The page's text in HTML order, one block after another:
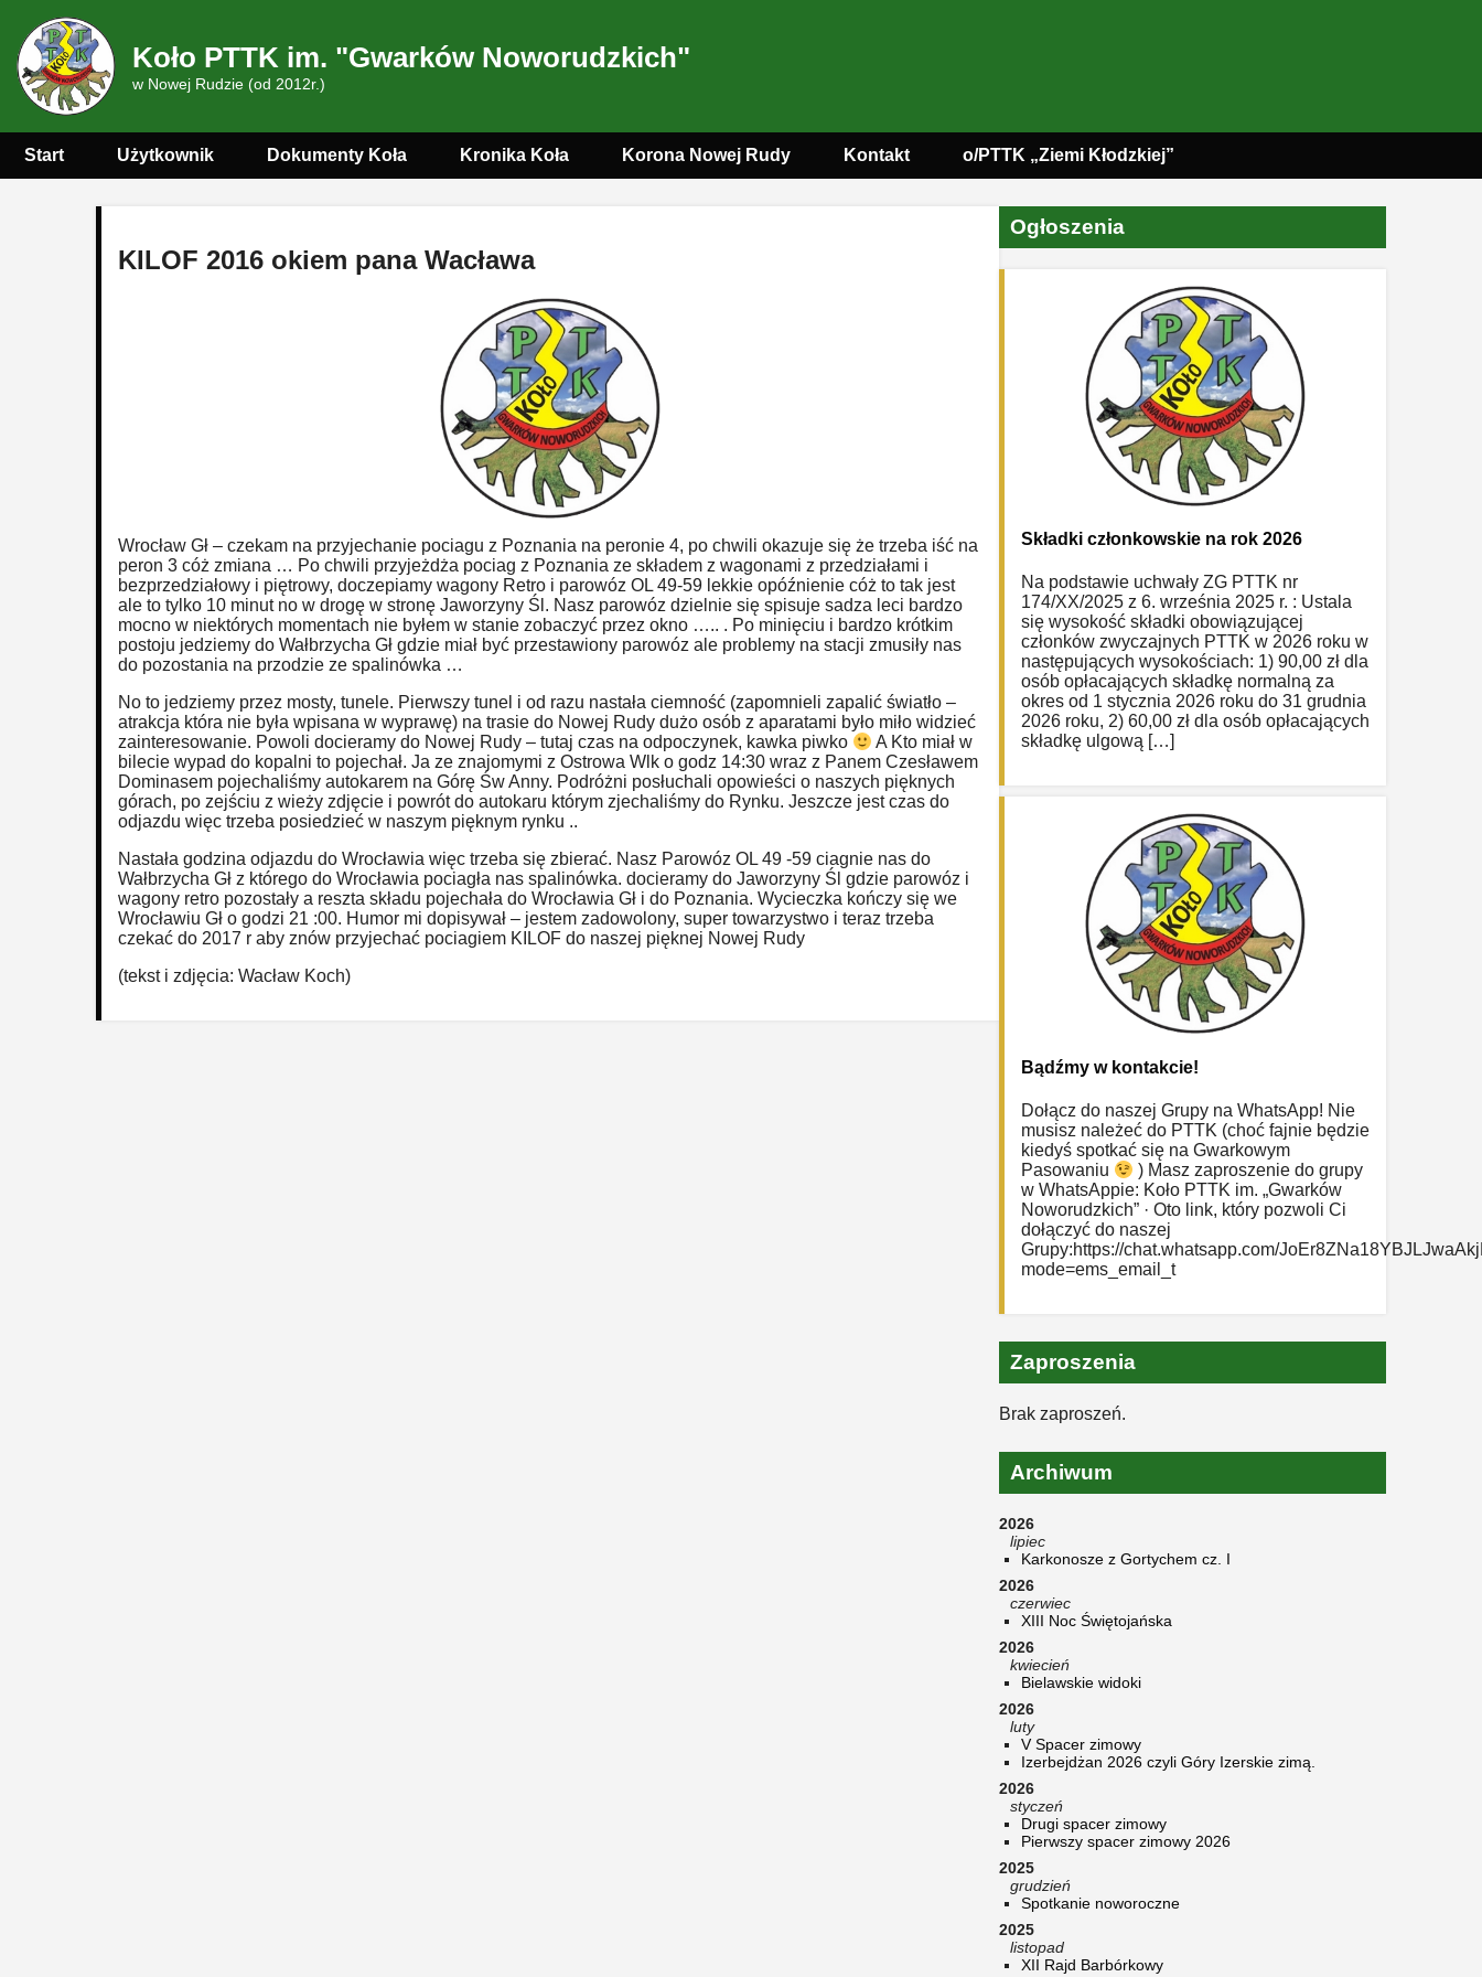
Koło PTTK im. "Gwarków Noworudzkich"
w Nowej Rudzie (od 2012r.)
Start Użytkownik Dokumenty Koła Kronika Koła Korona Nowej Rudy Kontakt o/PTTK „Ziemi Kłodzkiej”
KILOF 2016 okiem pana Wacława
Wrocław Gł – czekam na przyjechanie pociagu z Poznania na peronie 4, po chwili okazuje się że trzeba iść na
peron 3 cóż zmiana … Po chwili przyjeżdża pociag z Poznania ze składem z wagonami z przedziałami i
bezprzedziałowy i piętrowy, doczepiamy wagony Retro i parowóz OL 49-59 lekkie opóźnienie cóż to tak jest
ale to tylko 10 minut no w drogę w stronę Jaworzyny Śl. Nasz parowóz dzielnie się spisuje sadza leci bardzo
mocno w niektórych momentach nie byłem w stanie zobaczyć przez okno ….. . Po minięciu i bardzo krótkim
postoju jedziemy do Wałbrzycha Gł gdzie miał być przestawiony parowóz ale problemy na stacji zmusiły nas
do pozostania na przodzie ze spalinówka …
No to jedziemy przez mosty, tunele. Pierwszy tunel i od razu nastała ciemność (zapomnieli zapalić światło –
atrakcja która nie była wpisana w wyprawę) na trasie do Nowej Rudy dużo osób z aparatami było miło widzieć
zainteresowanie. Powoli docieramy do Nowej Rudy – tutaj czas na odpoczynek, kawka piwko
A Kto miał w
bilecie wypad do kopalni to pojechał. Ja ze znajomymi z Ostrowa Wlk o godz 14:30 wraz z Panem Czesławem
Dominasem pojechaliśmy autokarem na Górę Św Anny. Podróżni posłuchali opowieści o naszych pięknych
górach, po zejściu z wieży zdjęcie i powrót do autokaru którym zjechaliśmy do Rynku. Jeszcze jest czas do
odjazdu więc trzeba posiedzieć w naszym pięknym rynku ..
Nastała godzina odjazdu do Wrocławia więc trzeba się zbierać. Nasz Parowóz OL 49 -59 ciagnie nas do
Wałbrzycha Gł z którego do Wrocławia pociagła nas spalinówka. docieramy do Jaworzyny Śl gdzie parowóz i
wagony retro pozostały a reszta składu pojechała do Wrocławia Gł i do Poznania. Wycieczka kończy się we
Wrocławiu Gł o godzi 21 :00. Humor mi dopisywał – jestem zadowolony, super towarzystwo i teraz trzeba
czekać do 2017 r aby znów przyjechać pociagiem KILOF do naszej pięknej Nowej Rudy
(tekst i zdjęcia: Wacław Koch)
Ogłoszenia
Składki członkowskie na rok 2026
Na podstawie uchwały ZG PTTK nr
174/XX/2025 z 6. września 2025 r. : Ustala
się wysokość składki obowiązującej
członków zwyczajnych PTTK w 2026 roku w
następujących wysokościach: 1) 90,00 zł dla
osób opłacających składkę normalną za
okres od 1 stycznia 2026 roku do 31 grudnia
2026 roku, 2) 60,00 zł dla osób opłacających
składkę ulgową […]
Bądźmy w kontakcie!
Dołącz do naszej Grupy na WhatsApp! Nie
musisz należeć do PTTK (choć fajnie będzie
kiedyś spotkać się na Gwarkowym
Pasowaniu
) Masz zaproszenie do grupy
w WhatsAppie: ‎Koło PTTK im. „Gwarków
Noworudzkich” · Oto link, który pozwoli Ci
dołączyć do naszej
Grupy:https://chat.whatsapp.com/
mode=ems_email_t
Zaproszenia
Brak zaproszeń.
Archiwum
2026
lipiec
Karkonosze z Gortychem cz. I
2026
czerwiec
XIII Noc Świętojańska
2026
kwiecień
Bielawskie widoki
2026
luty
V Spacer zimowy
Izerbejdżan 2026 czyli Góry Izerskie zimą.
2026
styczeń
Drugi spacer zimowy
Pierwszy spacer zimowy 2026
2025
grudzień
Spotkanie noworoczne
2025
listopad
XII Rajd Barbórkowy